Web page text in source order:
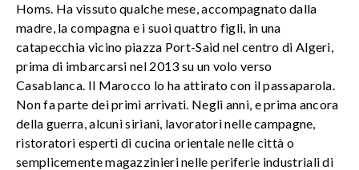
Homs. Ha vissuto qualche mese, accompagnato dalla
madre, la compagna e i suoi quattro figli, in una
catapecchia vicino piazza Port-Said nel centro di Algeri,
prima di imbarcarsi nel 2013 su un volo verso
Casablanca. Il Marocco lo ha attirato con il passaparola.
Non fa parte dei primi arrivati. Negli anni, e prima ancora
della guerra, alcuni siriani, lavoratori nelle campagne,
ristoratori esperti di cucina orientale nelle città o
semplicemente magazzinieri nelle periferie industriali di